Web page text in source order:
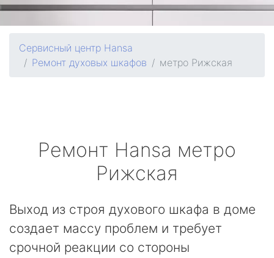
Сервисный центр Hansa
Ремонт духовых шкафов
метро Рижская
Ремонт Hansa метро
Рижская
Выход из строя духового шкафа в доме
создает массу проблем и требует
срочной реакции со стороны